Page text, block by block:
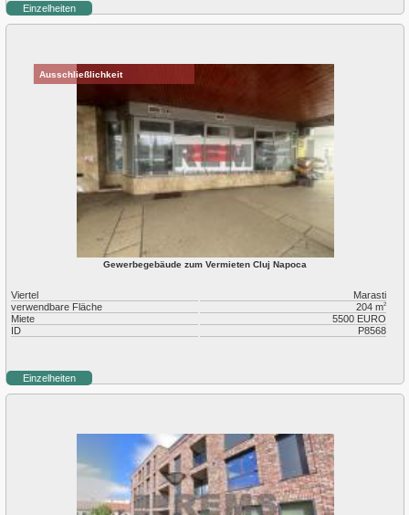
Plopilor
Someseni
Einzelheiten
Ausschließlichkeit
Gewerbegebäude zum Vermieten Cluj Napoca
Viertel
Marasti
verwendbare Fläche
204 m2
Miete
5500 EURO
ID
P8568
Einzelheiten